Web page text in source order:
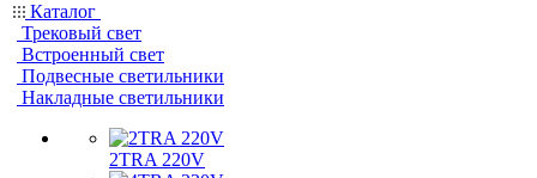
Каталог
Трековый свет
Встроенный свет
Подвесные светильники
Накладные светильники
2TRA 220V